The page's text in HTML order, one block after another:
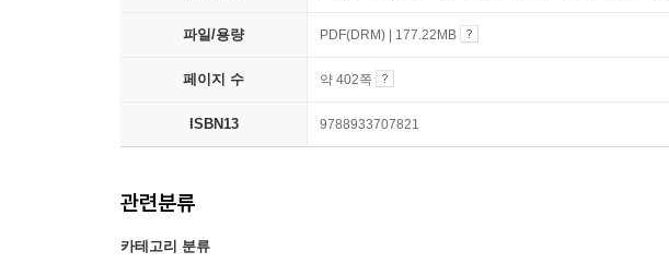
파일/용량 PDF(DRM) | 177.22MB
페이지 수 약 402쪽
ISBN13 9788933707821
관련분류
카테고리 분류